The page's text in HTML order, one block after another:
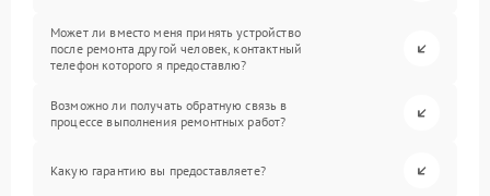
Может ли вместо меня принять устройство
после ремонта другой человек, контактный
телефон которого я предоставлю?
Возможно ли получать обратную связь в
процессе выполнения ремонтных работ?
Какую гарантию вы предоставляете?